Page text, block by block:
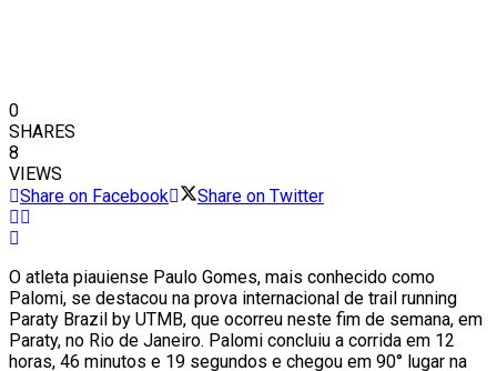
0
SHARES
8
VIEWS
Share on Facebook
Share on Twitter
O atleta piauiense Paulo Gomes, mais conhecido como
Palomi, se destacou na prova internacional de trail running
Paraty Brazil by UTMB, que ocorreu neste fim de semana, em
Paraty, no Rio de Janeiro. Palomi concluiu a corrida em 12
horas, 46 minutos e 19 segundos e chegou em 90° lugar na